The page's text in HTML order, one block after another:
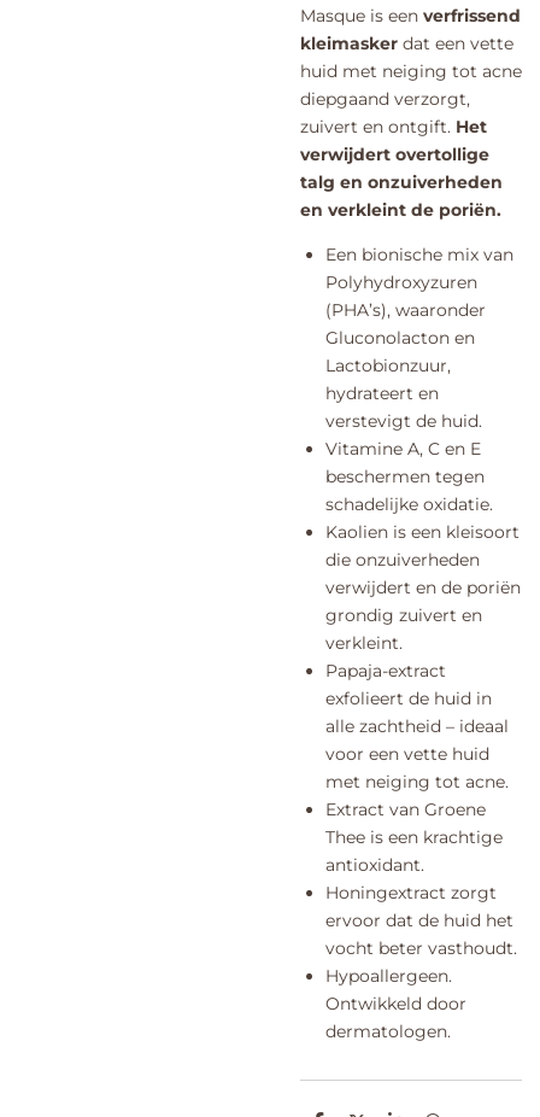
Masque is een verfrissend
kleimasker dat een vette
huid met neiging tot acne
diepgaand verzorgt,
zuivert en ontgift. Het
verwijdert overtollige
talg en onzuiverheden
en verkleint de poriën.
Een bionische mix van
Polyhydroxyzuren
(PHA’s), waaronder
Gluconolacton en
Lactobionzuur,
hydrateert en
verstevigt de huid.
Vitamine A, C en E
beschermen tegen
schadelijke oxidatie.
Kaolien is een kleisoort
die onzuiverheden
verwijdert en de poriën
grondig zuivert en
verkleint.
Papaja-extract
exfolieert de huid in
alle zachtheid – ideaal
voor een vette huid
met neiging tot acne.
Extract van Groene
Thee is een krachtige
antioxidant.
Honingextract zorgt
ervoor dat de huid het
vocht beter vasthoudt.
Hypoallergeen.
Ontwikkeld door
dermatologen.